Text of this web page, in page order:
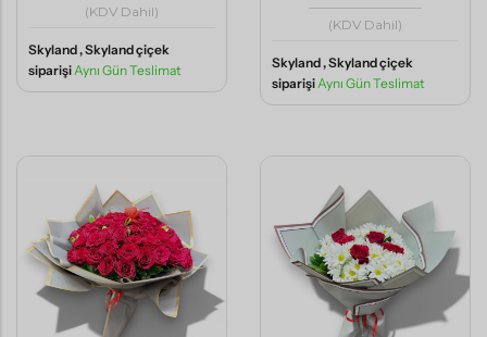
(KDV Dahil)
Skyland , Skyland çiçek
siparişiAynı Gün Teslimat
(KDV Dahil)
Skyland , Skyland çiçek
siparişiAynı Gün Teslimat